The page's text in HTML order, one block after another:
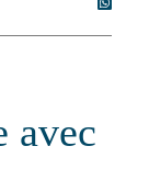
avec